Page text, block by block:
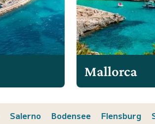
Mallorca
Salerno Bodensee Flensburg